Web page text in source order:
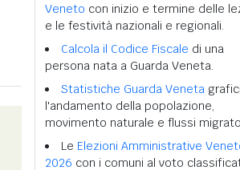
Veneto con inizio e termine delle
e le festività nazionali e regionali.
Calcola il Codice Fiscale di una
persona nata a Guarda Veneta.
Statistiche Guarda Veneta
l'andamento della popolazione,
movimento naturale e flussi
Le Elezioni Amministrative
2026 con i comuni al voto